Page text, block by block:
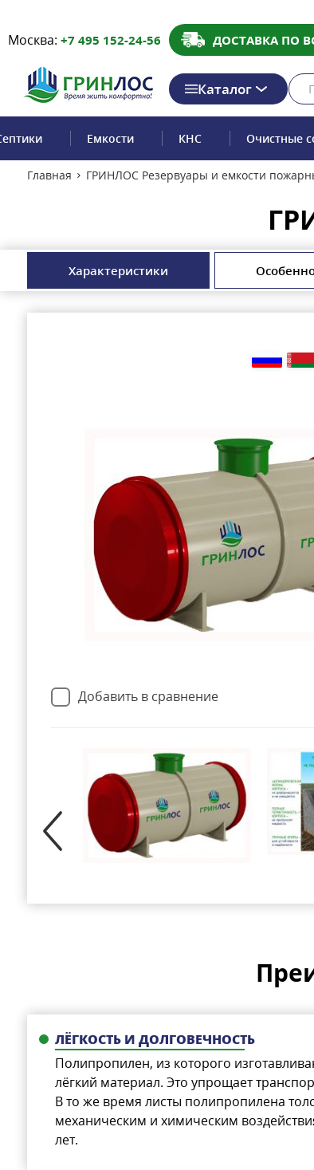
Москва: +7 495 152-24-56 ДОСТАВКА ПО
Каталог
Емкости КНС Очистные
Главная ГРИНЛОС Резервуары и емкости
Характеристики
Добавить в сравнение
ЛЁГКОСТЬ И ДОЛГОВЕЧНОСТЬ
Полипропилен, из которого
лёгкий материал. Это упрощает
В то же время листы полипропилена
механическим и химическим
лет.